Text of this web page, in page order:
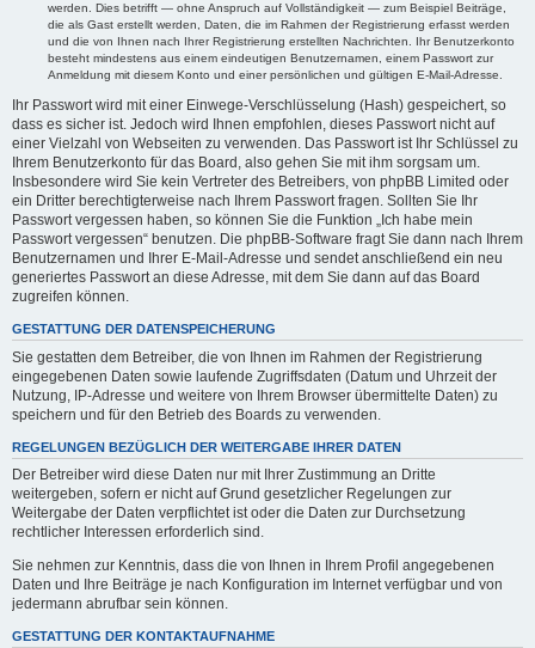
werden. Dies betrifft — ohne Anspruch auf Vollständigkeit — zum Beispiel Beiträge,
die als Gast erstellt werden, Daten, die im Rahmen der Registrierung erfasst werden
und die von Ihnen nach Ihrer Registrierung erstellten Nachrichten. Ihr Benutzerkonto
besteht mindestens aus einem eindeutigen Benutzernamen, einem Passwort zur
Anmeldung mit diesem Konto und einer persönlichen und gültigen E-Mail-Adresse.
Ihr Passwort wird mit einer Einwege-Verschlüsselung (Hash) gespeichert, so
dass es sicher ist. Jedoch wird Ihnen empfohlen, dieses Passwort nicht auf
einer Vielzahl von Webseiten zu verwenden. Das Passwort ist Ihr Schlüssel zu
Ihrem Benutzerkonto für das Board, also gehen Sie mit ihm sorgsam um.
Insbesondere wird Sie kein Vertreter des Betreibers, von phpBB Limited oder
ein Dritter berechtigterweise nach Ihrem Passwort fragen. Sollten Sie Ihr
Passwort vergessen haben, so können Sie die Funktion „Ich habe mein
Passwort vergessen“ benutzen. Die phpBB-Software fragt Sie dann nach Ihrem
Benutzernamen und Ihrer E-Mail-Adresse und sendet anschließend ein neu
generiertes Passwort an diese Adresse, mit dem Sie dann auf das Board
zugreifen können.
GESTATTUNG DER DATENSPEICHERUNG
Sie gestatten dem Betreiber, die von Ihnen im Rahmen der Registrierung
eingegebenen Daten sowie laufende Zugriffsdaten (Datum und Uhrzeit der
Nutzung, IP-Adresse und weitere von Ihrem Browser übermittelte Daten) zu
speichern und für den Betrieb des Boards zu verwenden.
REGELUNGEN BEZÜGLICH DER WEITERGABE IHRER DATEN
Der Betreiber wird diese Daten nur mit Ihrer Zustimmung an Dritte
weitergeben, sofern er nicht auf Grund gesetzlicher Regelungen zur
Weitergabe der Daten verpflichtet ist oder die Daten zur Durchsetzung
rechtlicher Interessen erforderlich sind.
Sie nehmen zur Kenntnis, dass die von Ihnen in Ihrem Profil angegebenen
Daten und Ihre Beiträge je nach Konfiguration im Internet verfügbar und von
jedermann abrufbar sein können.
GESTATTUNG DER KONTAKTAUFNAHME